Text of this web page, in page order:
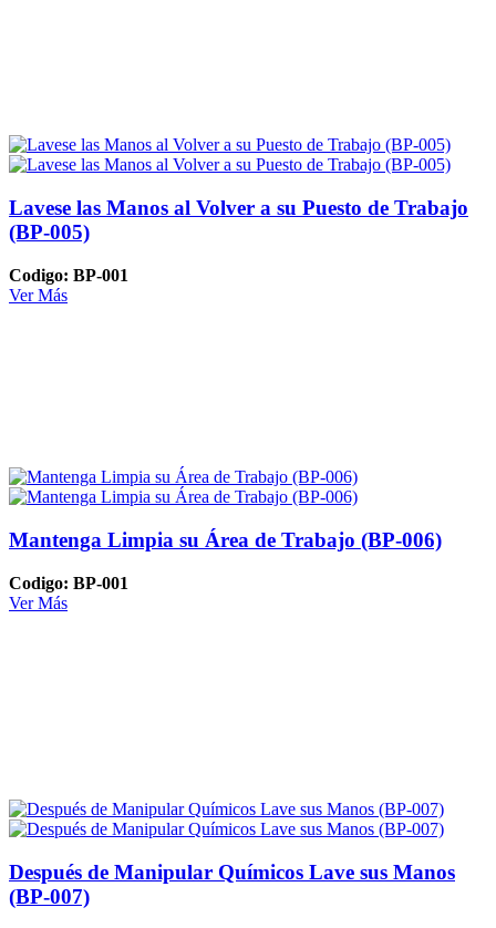
Lavese las Manos al Volver a su Puesto de Trabajo
(BP-005)
Codigo: BP-001
Ver Más
Mantenga Limpia su Área de Trabajo (BP-006)
Codigo: BP-001
Ver Más
Después de Manipular Químicos Lave sus Manos
(BP-007)